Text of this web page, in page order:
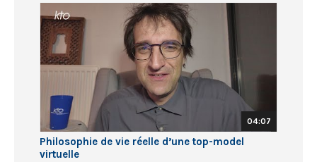
04:07
Philosophie de vie réelle d’une top-model
virtuelle